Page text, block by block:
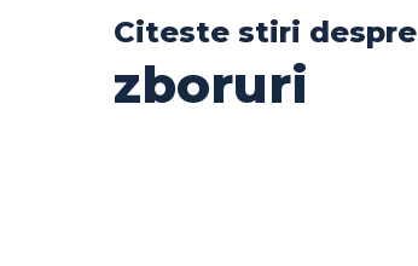
Citeste stiri despre
zboruri